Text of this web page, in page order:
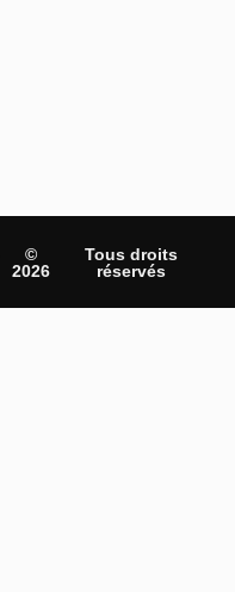
©
2026
Tous droits
réservés